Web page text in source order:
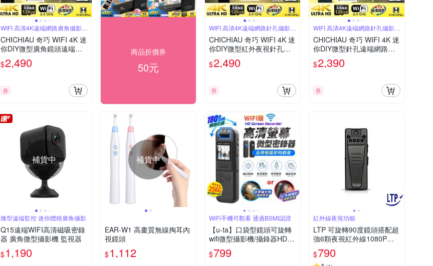
WIFI 高清4K遠端網路廣角攝影機
CHICHIAU 奇巧 WIFI 4K 迷
你DIY微型廣角鏡頭遠端網
路攝影機帶殼錄影模組
$2,490
券
商品折價券
50元
WIFI 高清4K遠端網路針孔攝影機
CHICHIAU 奇巧 WIFI 4K 迷
你DIY微型紅外夜視針孔遠
端網路攝影機錄影模組
$2,490
券
WIFI 高清4K遠端網路針孔攝影機
CHICHIAU 奇巧 WIFI 4K 迷
你DIY微型針孔遠端網路攝
影機帶殼錄影模組
$2,390
券
補貨中
微型遠端監控 迷你體積廣角攝影
Q15遠端WIFI高清磁吸密錄
器 廣角微型攝影機 監視器
$1,190
補貨中
EAR-W1 高畫質無線掏耳內
視鏡頭
$1,112
WiFi手機可觀看 通過BSMI認證
【u-ta】口袋型鏡頭可旋轉
wifi微型攝影機/攝錄器HD9S
(WiFi版 1080P 白光全彩 紅
外線夜視 可選)
$799
紅外線夜視功能
LTP 可旋轉90度鏡頭搭配超
強6顆夜視紅外線1080P微
型攝影機
$790